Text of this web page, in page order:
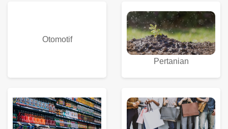
Otomotif
Pertanian